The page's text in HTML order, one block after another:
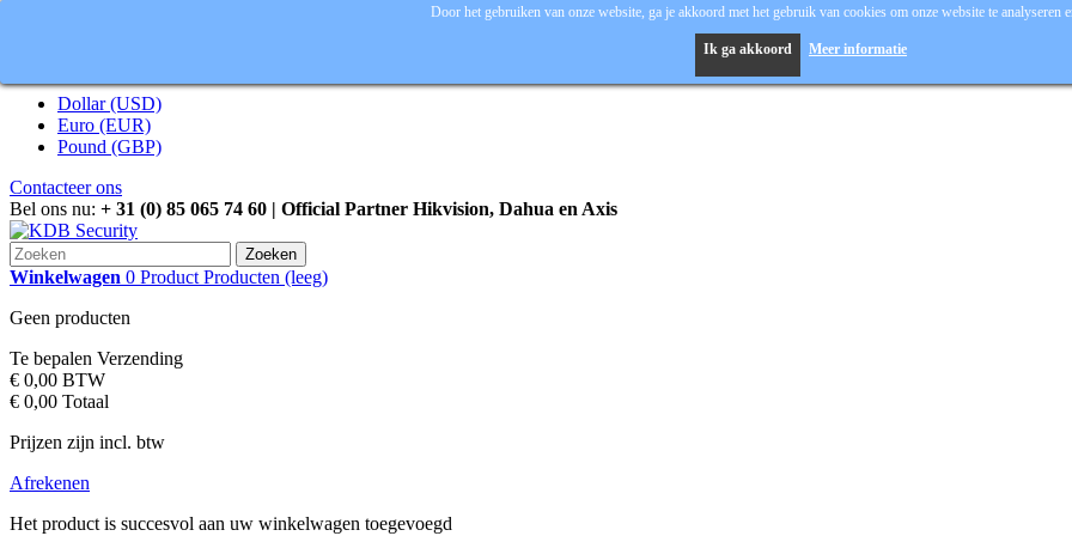
Dollar (USD)
Euro (EUR)
Pound (GBP)
Contacteer ons
Bel ons nu: + 31 (0) 85 065 74 60 | Official Partner Hikvision, Dahua en Axis
Zoeken
Winkelwagen 0 Product Producten (leeg)
Geen producten
Te bepalen Verzending
€ 0,00 BTW
€ 0,00 Totaal
Prijzen zijn incl. btw
Afrekenen
Het product is succesvol aan uw winkelwagen toegevoegd
Door het gebruiken van onze website, ga je akkoord met het gebruik van cookies om onze website te analyseren
Ik ga akkoord Meer informatie